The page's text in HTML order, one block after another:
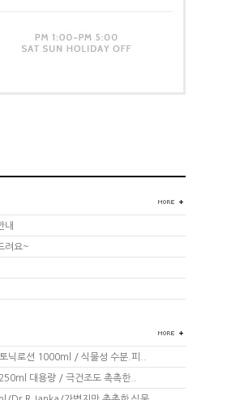
내
려요~
닉로션 1000ml / 식물성 수분.피..
대용량 / 극건조도 촉촉한..